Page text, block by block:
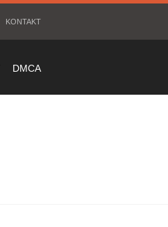
KONTAKT
DMCA